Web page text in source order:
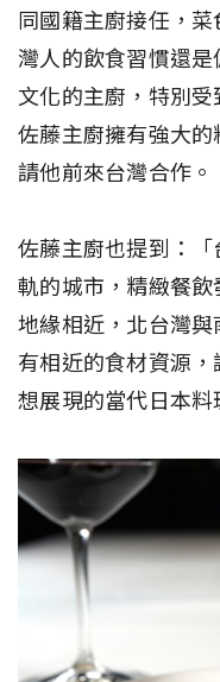
同國籍主廚接任，
灣人的飲食習慣還
文化的主廚，特別
佐藤主廚擁有強大
請他前來台灣合作。
佐藤主廚也提到：
軌的城市，精緻餐
地緣相近，北台灣
有相近的食材資源
想展現的當代日本料